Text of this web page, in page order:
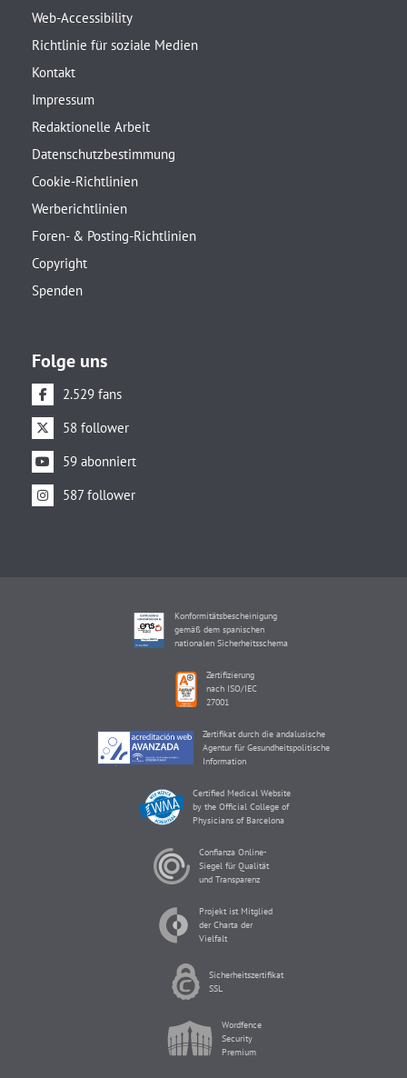
Web-Accessibility
Richtlinie für soziale Medien
Kontakt
Impressum
Redaktionelle Arbeit
Datenschutzbestimmung
Cookie-Richtlinien
Werberichtlinien
Foren- & Posting-Richtlinien
Copyright
Spenden
Folge uns
2.529 fans
58 follower
59 abonniert
587 follower
Konformitätsbescheinigung
gemäß dem spanischen
nationalen Sicherheitsschema
Zertifizierung
nach ISO/IEC
27001
Zertifikat durch die andalusische
Agentur für Gesundheitspolitische
Information
Certified Medical Website
by the Official College of
Physicians of Barcelona
Confianza Online-
Siegel für Qualität
und Transparenz
Projekt ist Mitglied
der Charta der
Vielfalt
Sicherheitszertifikat
SSL
Wordfence
Security
Premium